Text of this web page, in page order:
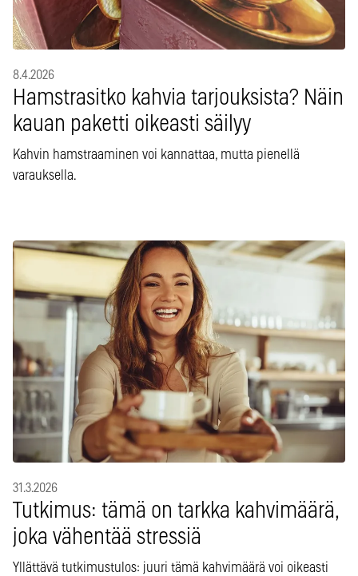
8.4.2026
Hamstrasitko kahvia tarjouksista? Näin
kauan paketti oikeasti säilyy
Kahvin hamstraaminen voi kannattaa, mutta pienellä
varauksella.
31.3.2026
Tutkimus: tämä on tarkka kahvimäärä,
joka vähentää stressiä
Yllättävä tutkimustulos: juuri tämä kahvimäärä voi oikeasti